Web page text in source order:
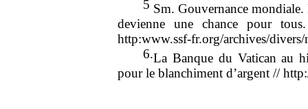
5 Sm. Gouvernance
devienne une chance pour
http:www.ssf-fr.org/archives/
6.La Banque du Vatican au
pour le blanchiment d’argent //